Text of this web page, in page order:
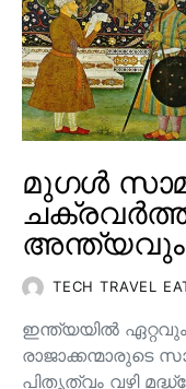
മുഗൾ
അന്ത്യവും
TECH TRAVEL
ഇന്ത്യയിൽ ഏറ്റവും
രാജാക്കന്മാരുടെ
പിതൃത്വം വഴി